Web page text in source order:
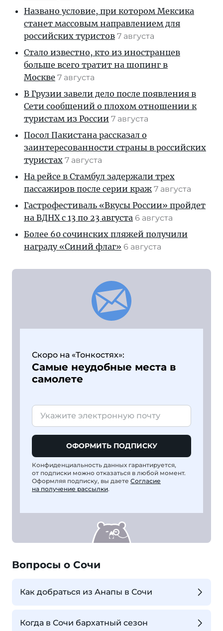
Названо условие, при котором Мексика
станет массовым направлением для
российских туристов 7 августа
Стало известно, кто из иностранцев
больше всего тратит на шопинг в
Москве 7 августа
В Грузии завели дело после появления в
Сети сообщений о плохом отношении к
туристам из России 7 августа
Посол Пакистана рассказал о
заинтересованности страны в российских
туристах 7 августа
На рейсе в Стамбул задержали трех
пассажиров после серии краж 7 августа
Гастрофестиваль «Вкусы России» пройдет
на ВДНХ с 13 по 23 августа 6 августа
Более 60 сочинских пляжей получили
награду «Синий флаг» 6 августа
Скоро на «Тонкостях»:
Самые неудобные места в
самолете
ОФОРМИТЬ ПОДПИСКУ
Конфиденциальность данных гарантируется,
от подписки можно отказаться в любой момент.
Оформляя подписку, вы даете Согласие
на получение рассылки.
Вопросы о Сочи
Как добраться из Анапы в Сочи
Когда в Сочи бархатный сезон